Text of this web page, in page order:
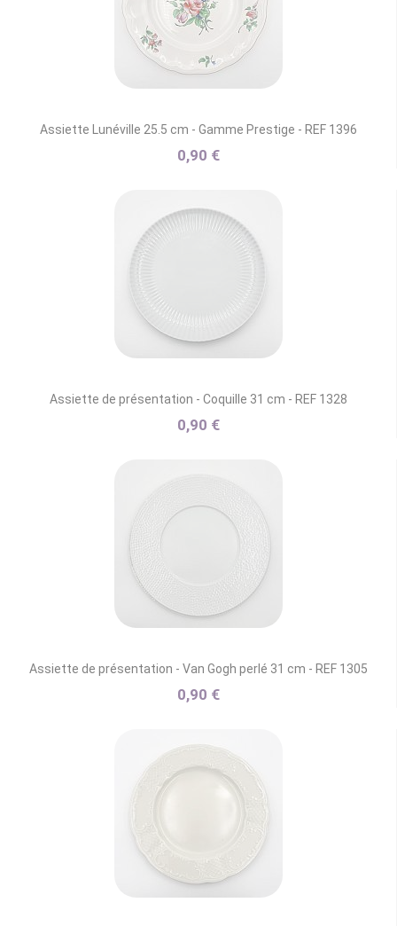
Assiette Lunéville 25.5 cm - Gamme Prestige - REF 1396
0,90 €
Assiette de présentation - Coquille 31 cm - REF 1328
0,90 €
Assiette de présentation - Van Gogh perlé 31 cm - REF 1305
0,90 €